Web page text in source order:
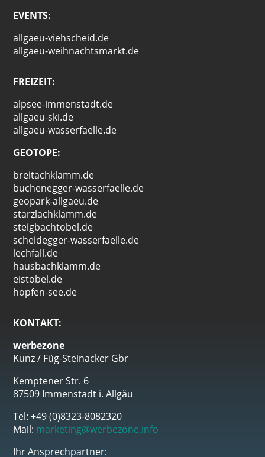
EVENTS:
allgaeu-viehscheid.de
allgaeu-weihnachtsmarkt.de
FREIZEIT:
alpsee-immenstadt.de
allgaeu-ski.de
allgaeu-wasserfaelle.de
GEOTOPE:
breitachklamm.de
buchenegger-wasserfaelle.de
geopark-allgaeu.de
starzlachklamm.de
steigbachtobel.de
scheidegger-wasserfaelle.de
lechfall.de
hausbachklamm.de
eistobel.de
hopfen-see.de
KONTAKT:
werbezone
Kunz / Füg-Steinacker Gbr
Kemptener Str. 6
87509 Immenstadt i. Allgäu
Tel: +49 (0)8323-8082320
Mail: marketing@werbezone.info
Ihr Ansprechpartner: